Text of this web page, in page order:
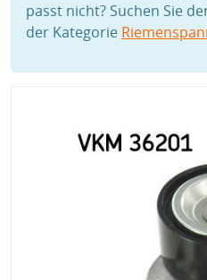
passt nicht? Suchen Sie
der Kategorie